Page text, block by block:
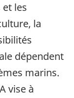
les
la
dépendent
marins.
vise à